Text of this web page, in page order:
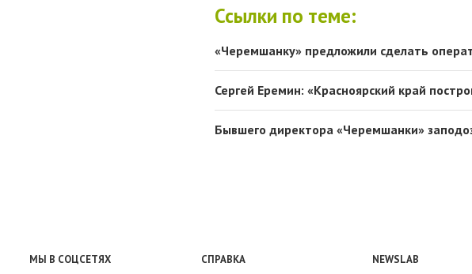
Ссылки по теме:
«Черемшанку» предложили сделать
Сергей Еремин: «Красноярский край
Бывшего директора «Черемшанки»
МЫ В СОЦСЕТЯХ СПРАВКА NEWSLAB